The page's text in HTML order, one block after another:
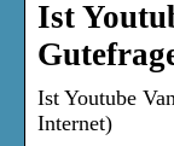
Ist
Ist Youtube
Internet)